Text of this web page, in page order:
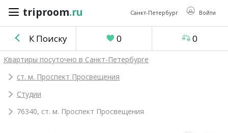
triproom.ru Санкт-Петербург Войти
triproom .ru
Российский
Войти / Зарегистрироваться
К Поиску 0 0
Квартиры посуточно в Санкт-Петербурге
ст. м. Проспект Просвещения
Студии
76340, ст. м. Проспект Просвещения